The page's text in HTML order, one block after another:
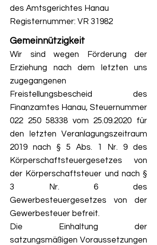
des Amtsgerichtes Hanau
Registernummer: VR 31982
Gemeinnützigkeit
Wir sind wegen Förderung der
Erziehung nach dem letzten uns
zugegangenen
Freistellungsbescheid des
Finanzamtes Hanau, Steuernummer
022 250 58338 vom 25.09.2020 für
den letzten Veranlagungszeitraum
2019 nach § 5 Abs. 1 Nr. 9 des
Körperschaftsteuergesetzes von
der Körperschaftsteuer und nach §
3 Nr. 6 des
Gewerbesteuergesetzes von der
Gewerbesteuer befreit.
Die Einhaltung der
satzungsmäßigen Voraussetzungen